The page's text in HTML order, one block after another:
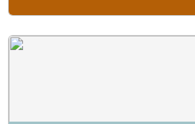
Retreats mit 3 Produkten öffnen